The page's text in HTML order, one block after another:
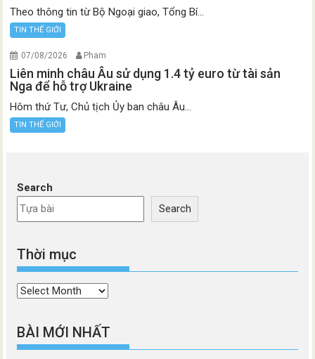
Theo thông tin từ Bộ Ngoại giao, Tổng Bí...
TIN THẾ GIỚI
07/08/2026 Pham
Liên minh châu Âu sử dụng 1.4 tỷ euro từ tài sản
Nga để hỗ trợ Ukraine
Hôm thứ Tư, Chủ tịch Ủy ban châu Âu...
TIN THẾ GIỚI
Search
Search
Thời mục
Thời
BÀI MỚI NHẤT